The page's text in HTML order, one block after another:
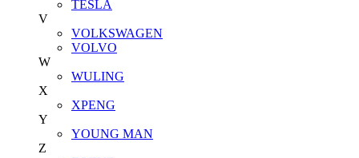
TESLA
V
VOLKSWAGEN
VOLVO
W
WULING
X
XPENG
Y
YOUNG MAN
Z